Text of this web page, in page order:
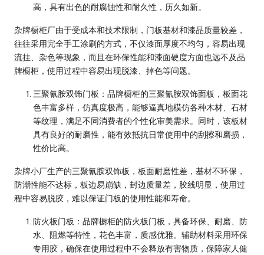
高，具有出色的耐腐蚀性和耐久性，历久如新。
杂牌橱柜厂由于受成本和技术限制，门板基材和漆品质量较差，
往往采用完全手工涂刷的方式，不仅漆面厚度不均匀，容易出现
流挂、杂色等现象，而且在环保性能和漆面硬度方面也远不及品
牌橱柜，使用过程中容易出现脱漆、掉色等问题。
三聚氰胺双饰门板 ：品牌橱柜的三聚氰胺双饰面板，板面花
色丰富多样，仿真度极高，能够逼真地模仿各种木材、石材
等纹理，满足不同消费者的个性化审美需求。同时，该板材
具有良好的耐磨性，能有效抵抗日常使用中的刮擦和磨损，
性价比高。
杂牌小厂生产的三聚氰胺双饰板，板面耐磨性差，基材不环保，
防潮性能不达标，板边易崩缺，封边质量差，胶线明显，使用过
程中容易脱胶，难以保证门板的使用性能和寿命。
防火板门板 ：品牌橱柜的防火板门板，具备环保、耐磨、防
水、阻燃等特性，花色丰富，质感优雅。辅助材料采用环保
专用胶，确保在使用过程中不会释放有害物质，保障家人健